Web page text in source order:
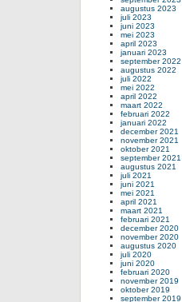
augustus 2023
juli 2023
juni 2023
mei 2023
april 2023
januari 2023
september 2022
augustus 2022
juli 2022
mei 2022
april 2022
maart 2022
februari 2022
januari 2022
december 2021
november 2021
oktober 2021
september 2021
augustus 2021
juli 2021
juni 2021
mei 2021
april 2021
maart 2021
februari 2021
december 2020
november 2020
augustus 2020
juli 2020
juni 2020
februari 2020
november 2019
oktober 2019
september 2019